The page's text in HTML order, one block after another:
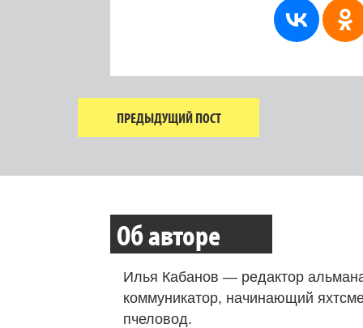
ПРЕДЫДУЩИЙ ПОСТ
Об авторе
Илья Кабанов — редактор
коммуникатор, начинающий
пчеловод.